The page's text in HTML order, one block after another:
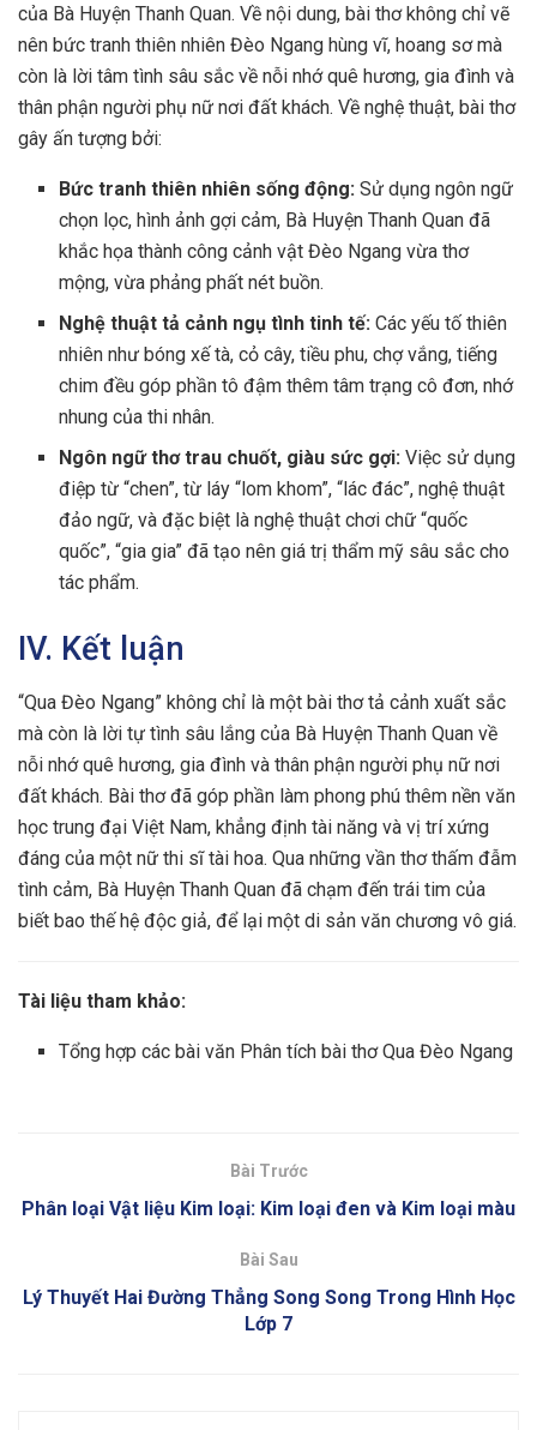
của Bà Huyện Thanh Quan. Về nội dung, bài thơ không chỉ vẽ
nên bức tranh thiên nhiên Đèo Ngang hùng vĩ, hoang sơ mà
còn là lời tâm tình sâu sắc về nỗi nhớ quê hương, gia đình và
thân phận người phụ nữ nơi đất khách. Về nghệ thuật, bài thơ
gây ấn tượng bởi:
Bức tranh thiên nhiên sống động: Sử dụng ngôn ngữ
chọn lọc, hình ảnh gợi cảm, Bà Huyện Thanh Quan đã
khắc họa thành công cảnh vật Đèo Ngang vừa thơ
mộng, vừa phảng phất nét buồn.
Nghệ thuật tả cảnh ngụ tình tinh tế: Các yếu tố thiên
nhiên như bóng xế tà, cỏ cây, tiều phu, chợ vắng, tiếng
chim đều góp phần tô đậm thêm tâm trạng cô đơn, nhớ
nhung của thi nhân.
Ngôn ngữ thơ trau chuốt, giàu sức gợi: Việc sử dụng
điệp từ “chen”, từ láy “lom khom”, “lác đác”, nghệ thuật
đảo ngữ, và đặc biệt là nghệ thuật chơi chữ “quốc
quốc”, “gia gia” đã tạo nên giá trị thẩm mỹ sâu sắc cho
tác phẩm.
IV. Kết luận
“Qua Đèo Ngang” không chỉ là một bài thơ tả cảnh xuất sắc
mà còn là lời tự tình sâu lắng của Bà Huyện Thanh Quan về
nỗi nhớ quê hương, gia đình và thân phận người phụ nữ nơi
đất khách. Bài thơ đã góp phần làm phong phú thêm nền văn
học trung đại Việt Nam, khẳng định tài năng và vị trí xứng
đáng của một nữ thi sĩ tài hoa. Qua những vần thơ thấm đẫm
tình cảm, Bà Huyện Thanh Quan đã chạm đến trái tim của
biết bao thế hệ độc giả, để lại một di sản văn chương vô giá.
Tài liệu tham khảo:
Tổng hợp các bài văn Phân tích bài thơ Qua Đèo Ngang
Bài Trước
Phân loại Vật liệu Kim loại: Kim loại đen và Kim loại màu
Bài Sau
Lý Thuyết Hai Đường Thẳng Song Song Trong Hình Học
Lớp 7